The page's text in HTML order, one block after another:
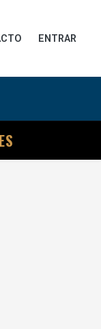
ENTRAR